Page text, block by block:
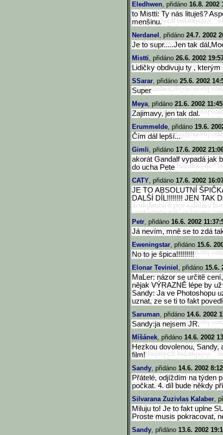
Eledhwen, přidáno 16.8. 2002
to Mistti: Ty nás lituješ?
menšinu.
Nerdanel , přidáno 24.7. 2002
Je to supr.....Jen tak
Mistti, přidáno 26.6. 2002
Lidičky obdivuju ty , kterým
SSarar, přidáno 25.6. 2002
Super
Meya, přidáno 21.6. 2002
Zajimavy, jen tak dal.
Erummelde, přidáno 19.6.
Čím dál lepší...
Gimli, přidáno 17.6. 2002
akorát Gandalf vypadá jak
do ucha Pete
CATY, přidáno 17.6. 2002
JE TO ABSOLUTNÍ
DALŠÍ DÍL!!!!!!!! JEN TAK
Petr, přidáno 16.6. 2002
Já nevím, mně se to zdá
Eweningstar, přidáno 15.6.
No to je špica!!!!!!!!!
Elonar Teviniel , přidáno 15.6.
MaLer: názor se určitě
nějak VÝRAZNĚ lépe by
Sandy: Ja ve Photoshopu
uznat, ze se ti to fakt
Saruman, přidáno 14.6. 2002
Sandy:ja nejsem JR.
Míšánek, přidáno 14.6. 2002
Hezkou dovolenou,
film!
Sandy, přidáno 14.6. 2002
Přátelé, odjíždím na týden
počkat. 4. díl bude někdy
Silvarana Zuzivlas Kalaber,
Miluju to! Je to fakt uplne
Proste musis pokracovat,
Sandy, přidáno 13.6. 2002